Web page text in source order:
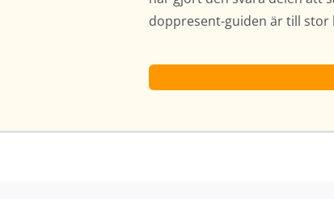
doppresent-guiden är till stor